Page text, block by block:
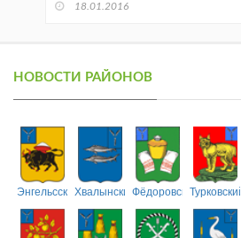
18.01.2016
НОВОСТИ РАЙОНОВ
ЭнгельсскийХвалынскийФёдоровскийТурковский